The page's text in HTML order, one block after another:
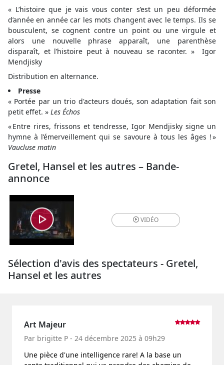
« L’histoire que je vais vous conter s’est un peu déformée
d’année en année car les mots changent avec le temps. Ils se
bousculent, se cognent contre un point ou une virgule et
alors une nouvelle phrase apparaît, une parenthèse
disparaît, et l’histoire peut à nouveau se raconter. » Igor
Mendjisky
Distribution en alternance.
Presse
« Portée par un trio d'acteurs doués, son adaptation fait son
petit effet. » Les Échos
« Entre rires, frissons et tendresse, Igor Mendjisky signe un
hymne à l’émerveillement qui se savoure à tous les âges ! »
Vaucluse matin
Gretel, Hansel et les autres – Bande-
annonce
VIDÉO
Sélection d'avis des spectateurs - Gretel,
Hansel et les autres
Art Majeur
Par brigitte P - 24 décembre 2025 à 09h29
Une pièce d'une intelligence rare! A la base un